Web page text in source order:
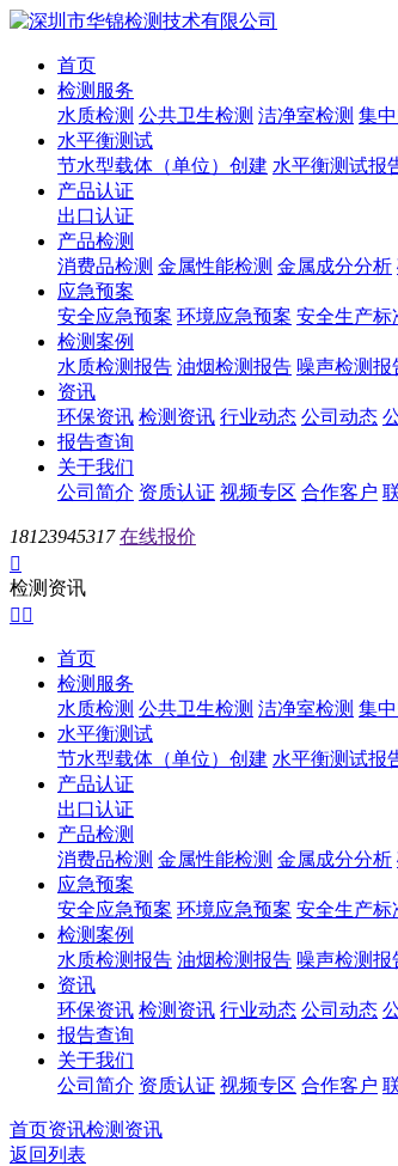
首页
检测服务
水质检测 公共卫生检测 洁净室检测 集
水平衡测试
节水型载体（单位）创建 水平衡测试报
产品认证
出口认证
产品检测
消费品检测 金属性能检测 金属成分分析
应急预案
安全应急预案 环境应急预案 安全生产标
检测案例
水质检测报告 油烟检测报告 噪声检测报
资讯
环保资讯 检测资讯 行业动态 公司动态
报告查询
关于我们
公司简介 资质认证 视频专区 合作客户
18123945317 在线报价

检测资讯
 
首页
检测服务
水质检测 公共卫生检测 洁净室检测 集
水平衡测试
节水型载体（单位）创建 水平衡测试报
产品认证
出口认证
产品检测
消费品检测 金属性能检测 金属成分分析
应急预案
安全应急预案 环境应急预案 安全生产标
检测案例
水质检测报告 油烟检测报告 噪声检测报
资讯
环保资讯 检测资讯 行业动态 公司动态
报告查询
关于我们
公司简介 资质认证 视频专区 合作客户
首页资讯检测资讯
返回列表